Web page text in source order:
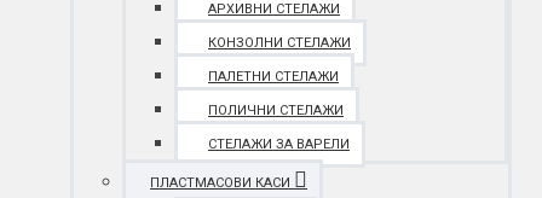
АРХИВНИ СТЕЛАЖИ
КОНЗОЛНИ СТЕЛАЖИ
ПАЛЕТНИ СТЕЛАЖИ
ПОЛИЧНИ СТЕЛАЖИ
СТЕЛАЖИ ЗА ВАРЕЛИ
ПЛАСТМАСОВИ КАСИ